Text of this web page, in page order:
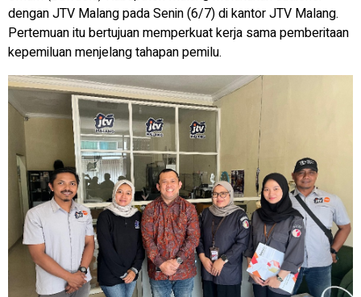
dengan JTV Malang pada Senin (6/7) di kantor JTV Malang.
Pertemuan itu bertujuan memperkuat kerja sama pemberitaan
kepemiluan menjelang tahapan pemilu.